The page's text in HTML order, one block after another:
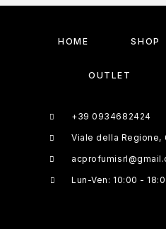
HOME SHOP
OUTLET
+39 0934682424
Viale della Regione,
Lun-Ven: 10:00 -